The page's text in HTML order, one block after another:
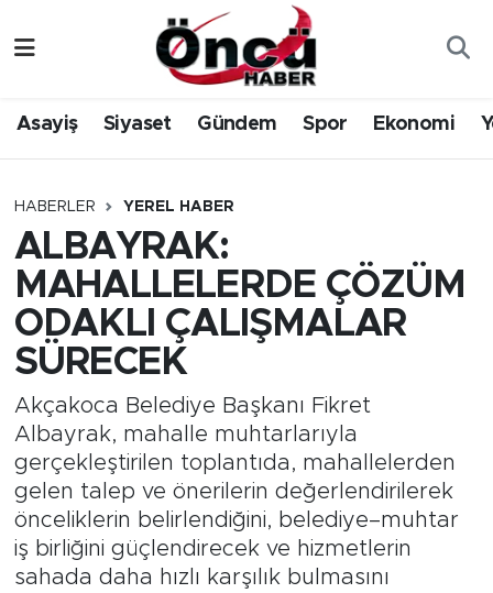
Asayiş Siyaset Gündem Spor Ekonomi
HABERLER YEREL HABER
ALBAYRAK:
MAHALLELERDE ÇÖZÜM
ODAKLI ÇALIŞMALAR
SÜRECEK
Akçakoca Belediye Başkanı Fikret
Albayrak, mahalle muhtarlarıyla
gerçekleştirilen toplantıda, mahallelerden
gelen talep ve önerilerin değerlendirilerek
önceliklerin belirlendiğini, belediye–muhtar
iş birliğini güçlendirecek ve hizmetlerin
sahada daha hızlı karşılık bulmasını
Gündem
Spor
Siyaset
Yerel Haber
Öncü Radyo Dinle
Öncü TV İzle
Düzce Nöbetçi Eczaneler
Düzce Hava Durumu
Düzce Trafik Yoğunluk Haritası
Süper Lig Puan Durumu ve Fikstür
Tüm Manşetler
Son Dakika Haberleri
Haber Arşivi